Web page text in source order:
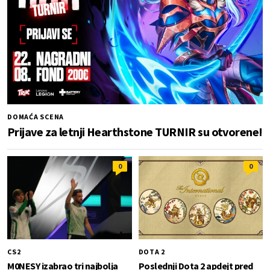
DOMAĆA SCENA
Prijave za letnji Hearthstone TURNIR su otvorene!
0
CS2
M0NESY izabrao tri najbolja
0
DOTA 2
Poslednji Dota 2 apdejt pred